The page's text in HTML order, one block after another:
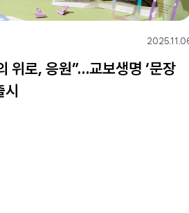
위로, 응원”…교보생명 ‘문장